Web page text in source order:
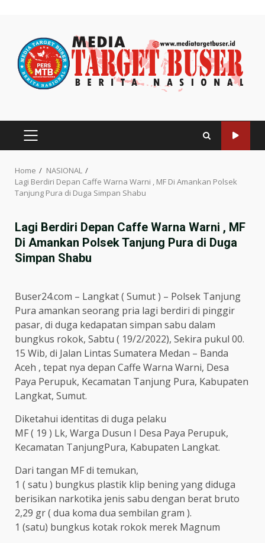
content
PRIMARY
Home
NASIONAL
Lagi Berdiri Depan Caffe Warna Warni , MF Di Amankan Polsek
Tanjung Pura di Duga Simpan Shabu
Lagi Berdiri Depan Caffe Warna Warni , MF
Di Amankan Polsek Tanjung Pura di Duga
Simpan Shabu
Buser24.com – Langkat ( Sumut ) – Polsek Tanjung
Pura amankan seorang pria lagi berdiri di pinggir
pasar, di duga kedapatan simpan sabu dalam
bungkus rokok, Sabtu ( 19/2/2022), Sekira pukul 00.
15 Wib, di Jalan Lintas Sumatera Medan – Banda
Aceh , tepat nya depan Caffe Warna Warni, Desa
Paya Perupuk, Kecamatan Tanjung Pura, Kabupaten
Langkat, Sumut.
Diketahui identitas di duga pelaku
MF ( 19 ) Lk, Warga Dusun I Desa Paya Perupuk,
Kecamatan TanjungPura, Kabupaten Langkat.
Dari tangan MF di temukan,
1 ( satu ) bungkus plastik klip bening yang diduga
berisikan narkotika jenis sabu dengan berat bruto
2,29 gr ( dua koma dua sembilan gram ).
1 (satu) bungkus kotak rokok merek Magnum